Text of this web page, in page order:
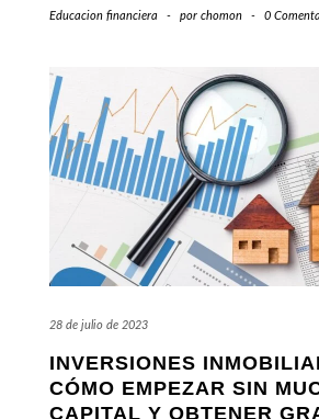
Educacion financiera - por chomon - 0
28 de julio de 2023
INVERSIONES
CÓMO EMPEZAR SIN
CAPITAL Y OBTENER